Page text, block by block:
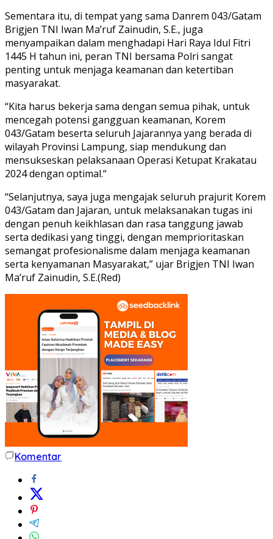
Sementara itu, di tempat yang sama Danrem 043/Gatam
Brigjen TNI Iwan Ma’ruf Zainudin, S.E., juga
menyampaikan dalam menghadapi Hari Raya Idul Fitri
1445 H tahun ini, peran TNI bersama Polri sangat
penting untuk menjaga keamanan dan ketertiban
masyarakat.
“Kita harus bekerja sama dengan semua pihak, untuk
mencegah potensi gangguan keamanan, Korem
043/Gatam beserta seluruh Jajarannya yang berada di
wilayah Provinsi Lampung, siap mendukung dan
mensukseskan pelaksanaan Operasi Ketupat Krakatau
2024 dengan optimal.“
“Selanjutnya, saya juga mengajak seluruh prajurit Korem
043/Gatam dan Jajaran, untuk melaksanakan tugas ini
dengan penuh keikhlasan dan rasa tanggung jawab
serta dedikasi yang tinggi, dengan memprioritaskan
semangat profesionalisme dalam menjaga keamanan
serta kenyamanan Masyarakat,” ujar Brigjen TNI Iwan
Ma’ruf Zainudin, S.E.(Red)
Komentar